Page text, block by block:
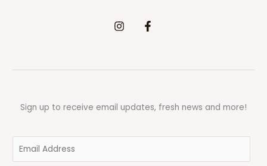
Sign up to receive email updates, fresh news and more!